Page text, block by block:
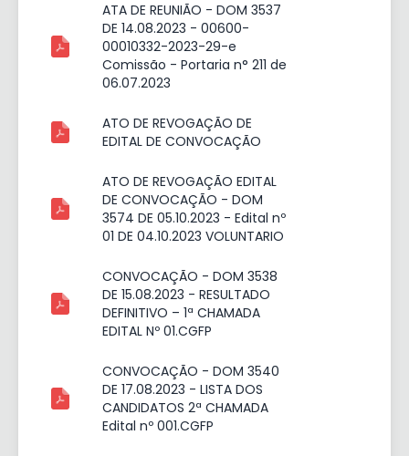
ATA DE REUNIÃO - DOM 3537
DE 14.08.2023 - 00600-
00010332-2023-29-e
Comissão - Portaria n° 211 de
06.07.2023
ATO DE REVOGAÇÃO DE
EDITAL DE CONVOCAÇÃO
ATO DE REVOGAÇÃO EDITAL
DE CONVOCAÇÃO - DOM
3574 DE 05.10.2023 - Edital nº
01 DE 04.10.2023 VOLUNTARIO
CONVOCAÇÃO - DOM 3538
DE 15.08.2023 - RESULTADO
DEFINITIVO – 1ª CHAMADA
EDITAL Nº 01.CGFP
CONVOCAÇÃO - DOM 3540
DE 17.08.2023 - LISTA DOS
CANDIDATOS 2ª CHAMADA
Edital nº 001.CGFP